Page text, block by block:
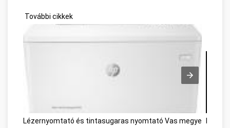
További cikkek
Lézernyomtató és tintasugaras nyomtató Vas megye